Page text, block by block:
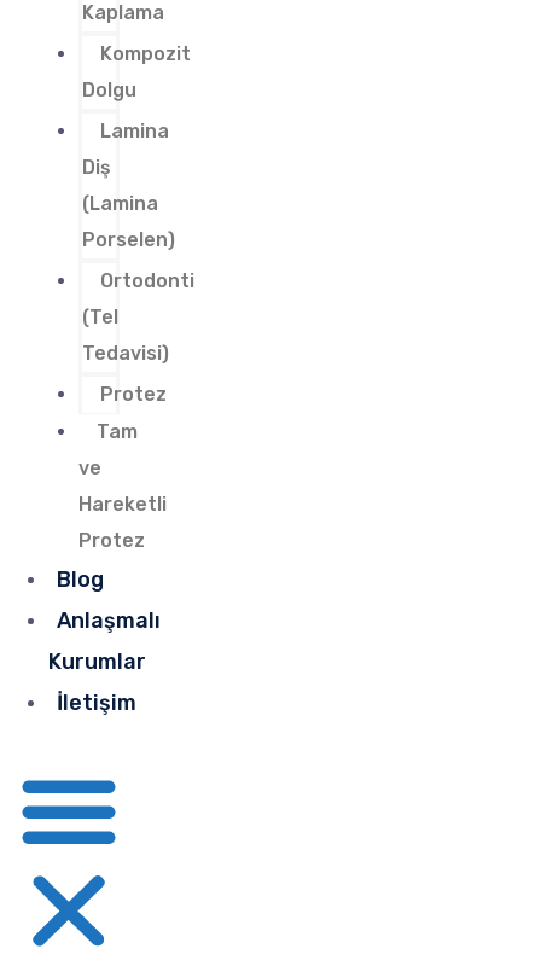
Kaplama
Kompozit
Dolgu
Lamina
Diş
(Lamina
Porselen)
Ortodonti
(Tel
Tedavisi)
Protez
Tam
ve
Hareketli
Protez
Blog
Anlaşmalı
Kurumlar
İletişim